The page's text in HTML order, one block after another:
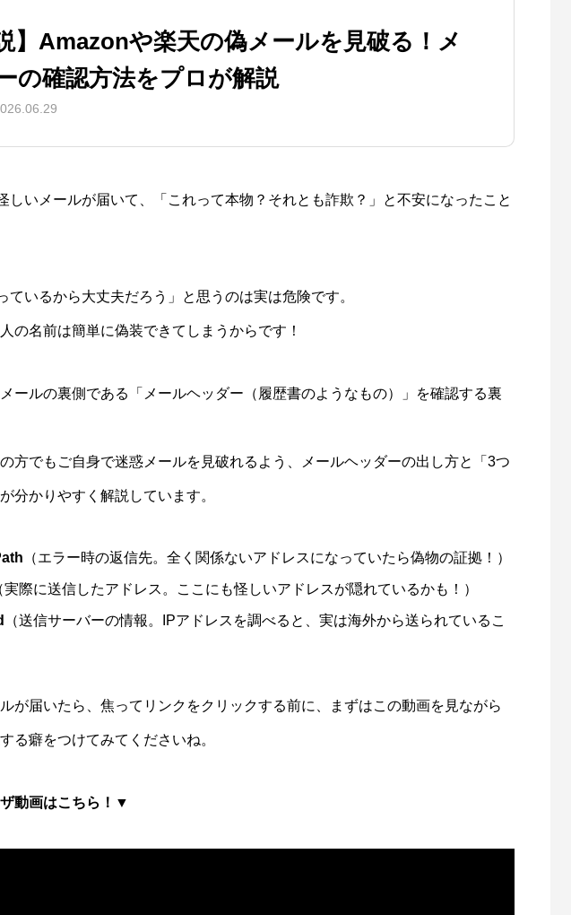
】Amazonや楽天の偽メールを見破る！メ
の確認方法をプロが解説
しいメールが届いて、「これって本物？それとも詐欺？」と不安になったこと
ているから大丈夫だろう」と思うのは実は危険です。
の名前は簡単に偽装できてしまうからです！
ールの裏側である「メールヘッダー（履歴書のようなもの）」を確認する裏
方でもご自身で迷惑メールを見破れるよう、メールヘッダーの出し方と「3つ
分かりやすく解説しています。
（エラー時の返信先。全く関係ないアドレスになっていたら偽物の証拠！）
実際に送信したアドレス。ここにも怪しいアドレスが隠れているかも！）
（送信サーバーの情報。IPアドレスを調べると、実は海外から送られているこ
が届いたら、焦ってリンクをクリックする前に、まずはこの動画を見ながら
る癖をつけてみてくださいね。
動画はこちら！▼